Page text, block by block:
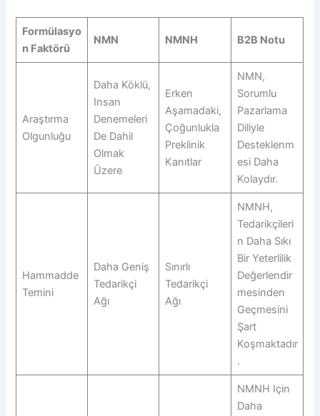
Formülasyo
N Faktörü
NMN NMNH B2B Notu
Araştırma
Olgunluğu
Daha Köklü,
Insan
Denemeleri
De Dahil
Olmak
Üzere
Erken
Aşamadaki,
Çoğunlukla
Preklinik
Kanıtlar
NMN,
Sorumlu
Pazarlama
Diliyle
Desteklenm
Esi Daha
Kolaydır.
Hammadde
Temini
Daha Geniş
Tedarikçi
Ağı
Sınırlı
Tedarikçi
Ağı
NMNH,
Tedarikçileri
N Daha Sıkı
Bir Yeterlilik
Değerlendir
Mesinden
Geçmesini
Şart
Koşmaktadır
.
NMNH Için
Daha